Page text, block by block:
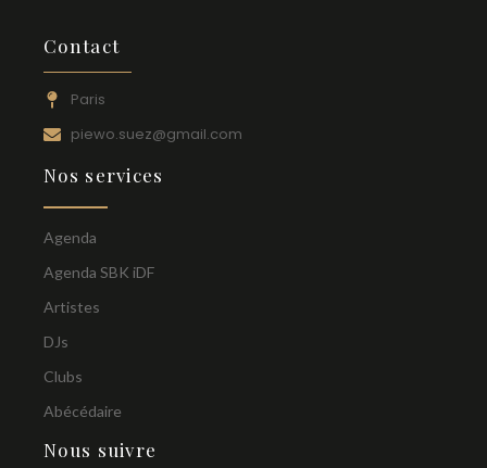
Contact
Paris
piewo.suez@gmail.com
Nos services
Agenda
Agenda SBK iDF
Artistes
DJs
Clubs
Abécédaire
Nous suivre